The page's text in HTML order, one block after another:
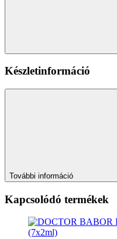
Készletinformáció
További információ
Kapcsolódó termékek